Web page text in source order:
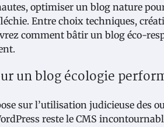
optimiser un blog nature
Entre choix techniques,
comment bâtir un blog éco-
un blog écologie
sur l’utilisation judicieuse des
reste le CMS